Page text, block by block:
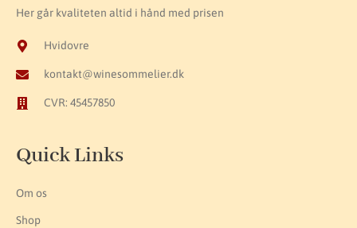
Her går kvaliteten altid i hånd med prisen
Hvidovre
kontakt@winesommelier.dk
CVR: 45457850
Quick Links
Om os
Shop